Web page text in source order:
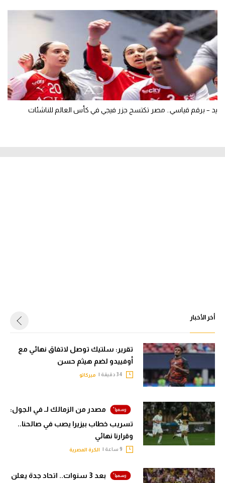
يد – برقم قياسي.. مصر تكتسح جزر فيجي في كأس العالم للناشئات
أخر الأخبار
تقرير: سلتيك توصل لاتفاق نهائي مع
أوفييدو لضم هيثم حسن
ميركاتو
مصدر من الزمالك لـ في الجول:
تسريب خطاب بيزيرا يصب في صالحنا..
وقرارنا نهائي
الكرة المصرية
بعد 3 سنوات.. اتحاد جدة يعلن